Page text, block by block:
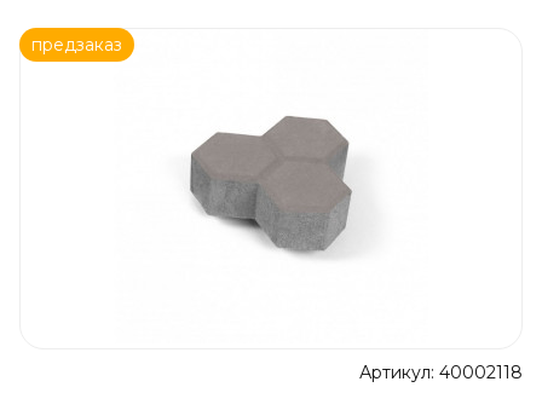
предзаказ
Артикул: 40002118